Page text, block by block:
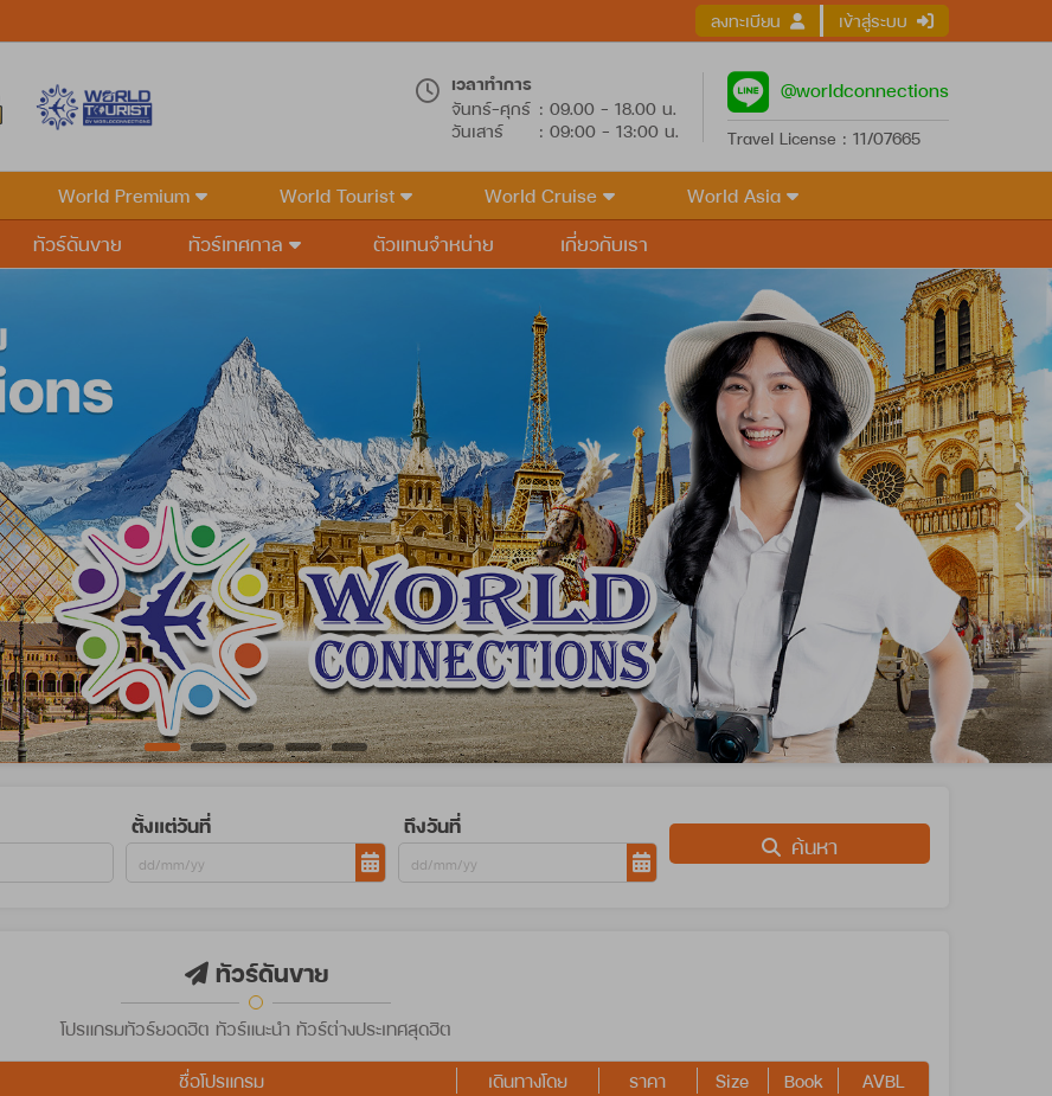
ลงทะเบียน เข้าสู่ระบบ
เวลาทำการ
จันทร์-ศุกร์ : 09.00 - 18.00 น.
วันเสาร์
: 09:00 - 13:00 น.
@worldconnections
Travel License : 11/07665
World Premium World Tourist World Cruise
World Asia
ทัวร์ดันขาย ทัวร์เทศกาล ตัวแทนจำหน่าย เกี่ยวกับเรา
ตั้งแต่วันที่ ถึงวันที่
ค้นหา
ทัวร์ดันขาย
โปรแกรมทัวร์ยอดฮิต ทัวร์แนะนำ ทัวร์ต่างประเทศสุดฮิต
ชื่อโปรแกรม เดินทางโดย ราคา Size Book AVBL